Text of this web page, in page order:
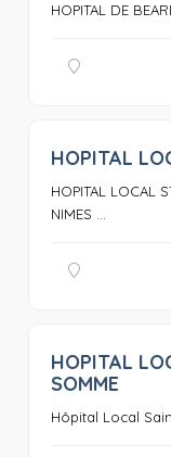
HOPITAL DE
HOPITAL
HOPITAL LOCAL
NIMES ...
HOPITAL
SOMME
Hôpital Local